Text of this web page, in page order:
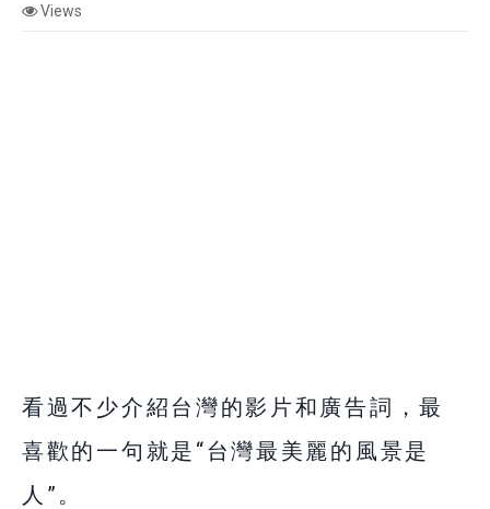
Views
看過不少介紹台灣的影片和廣告詞，最
喜歡的一句就是“台灣最美麗的風景是
人”。